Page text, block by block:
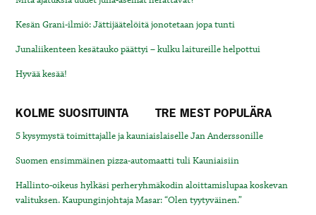
Kesän Grani-ilmiö: Jättijäätelöitä jonotetaan jopa tunti
Junaliikenteen kesätauko päättyi – kulku laitureille helpottui
Hyvää kesää!
KOLME SUOSITUINTA TRE MEST POPULÄRA
5 kysymystä toimittajalle ja kauniaislaiselle Jan Anderssonille
Suomen ensimmäinen pizza-automaatti tuli Kauniaisiin
Hallinto-oikeus hylkäsi perheryhmäkodin aloittamislupaa koskevan
valituksen. Kaupunginjohtaja Masar: “Olen tyytyväinen.”